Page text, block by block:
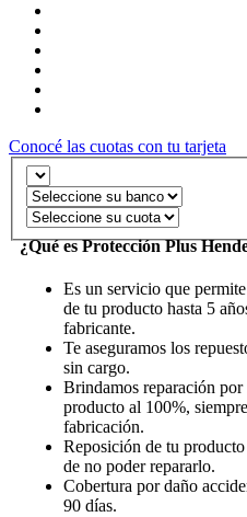
Conocé las cuotas con tu tarjeta
¿Qué es Protección Plus
Es un servicio que
de tu producto hasta 5
fabricante.
Te aseguramos los
sin cargo.
Brindamos reparación
producto al 100%,
fabricación.
Reposición de tu
de no poder repararlo.
Cobertura por daño
90 días.